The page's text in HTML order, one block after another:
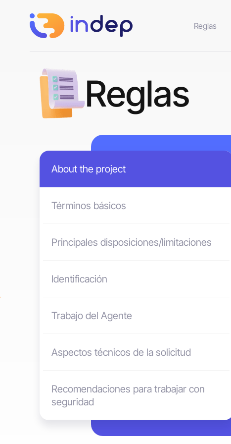
Reglas
Reglas
About the project
Términos básicos
Principales disposiciones/limitaciones
Identificación
Trabajo del Agente
Aspectos técnicos de la solicitud
Recomendaciones para trabajar con
seguridad